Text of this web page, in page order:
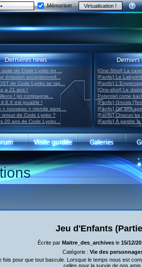
Mémoriser
suite de Code Lyoko en ...
émission exceptionnell...
de Code Lyoko se rap...
a 21 ans !
! (et compagnie...
4.6.X est jouable !
« nouveau » monde sans ...
retour de Code Lyoko ?
20 ans de Code Lyoko...
[One-Shot] La cave
[Fanfic] Le
[Fanfic]
[One-shot] Le
Potentiel come
[Fanfic] Gnosis
[Fanfic] Dix ans
[Fanfic] Chacun sa
[Fanfic] À perdre la
Jeu d'Enfants
Écrite par Maitre_des_archives le 15/12/
Catégorie : Vie des
fois pour que tout bascule. Lorsque le temps nous est
celles pour la survie de nos amis.